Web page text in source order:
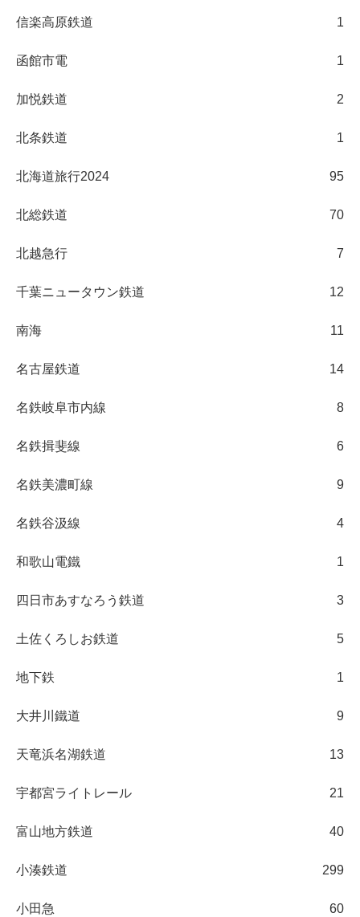
信楽高原鉄道 1
函館市電 1
加悦鉄道 2
北条鉄道 1
北海道旅行2024 95
北総鉄道 70
北越急行 7
千葉ニュータウン鉄道 12
南海 11
名古屋鉄道 14
名鉄岐阜市内線 8
名鉄揖斐線 6
名鉄美濃町線 9
名鉄谷汲線 4
和歌山電鐵 1
四日市あすなろう鉄道 3
土佐くろしお鉄道 5
地下鉄 1
大井川鐵道 9
天竜浜名湖鉄道 13
宇都宮ライトレール 21
富山地方鉄道 40
小湊鉄道 299
小田急 60